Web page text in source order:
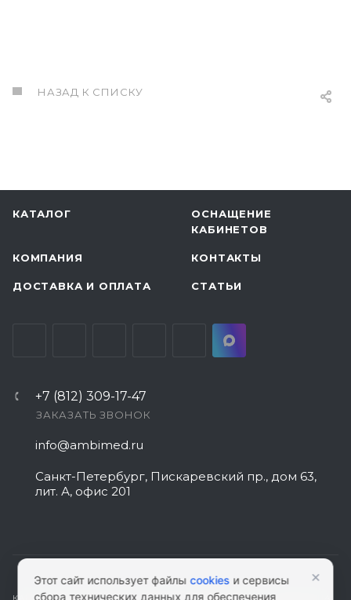
НАЗАД К СПИСКУ
КАТАЛОГ
ОСНАЩЕНИЕ
КАБИНЕТОВ
КОМПАНИЯ КОНТАКТЫ
ДОСТАВКА И ОПЛАТА СТАТЬИ
+7 (812) 309-17-47
ЗАКАЗАТЬ ЗВОНОК
info@ambimed.ru
Санкт-Петербург, Пискаревский пр., дом 63,
лит. А, офис 201
Этот сайт использует файлыcookies и сервисы
сбора технических данных для обеспечения
×